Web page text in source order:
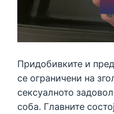
Придобивките и
се ограничени на
сексуалното
соба. Главните